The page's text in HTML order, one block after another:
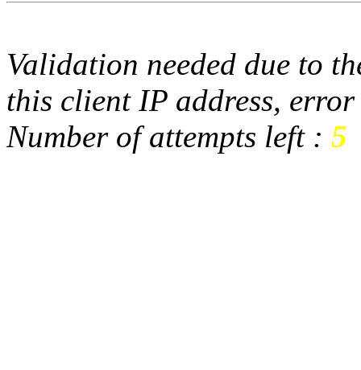
Validation needed due to
this client IP address,
Number of attempts left : 5